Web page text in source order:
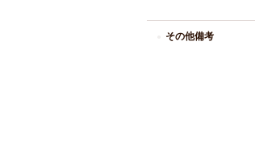
その他備考